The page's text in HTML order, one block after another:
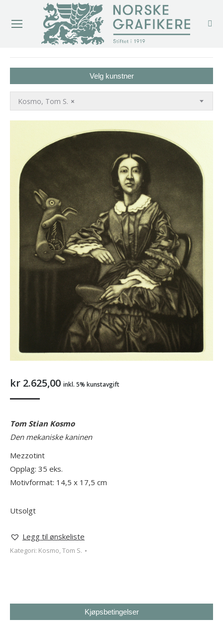
Velg kunstner
×
Kosmo, Tom S.
kr 2.625,00 inkl. 5% kunstavgift
Tom Stian Kosmo
Den mekaniske kaninen
Mezzotint
Opplag: 35 eks.
Motivformat: 14,5 x 17,5 cm
Utsolgt
Legg til ønskeliste
Kategori: Kosmo, Tom S.
Kjøpsbetingelser